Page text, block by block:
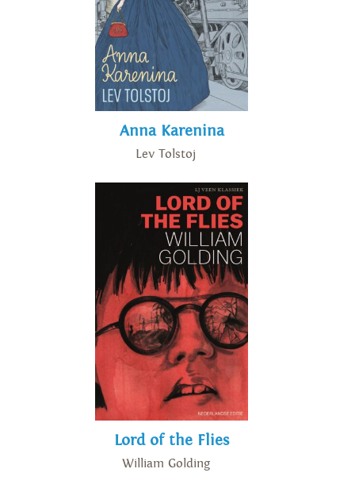
Anna Karenina
Lev Tolstoj
Lord of the Flies
William Golding